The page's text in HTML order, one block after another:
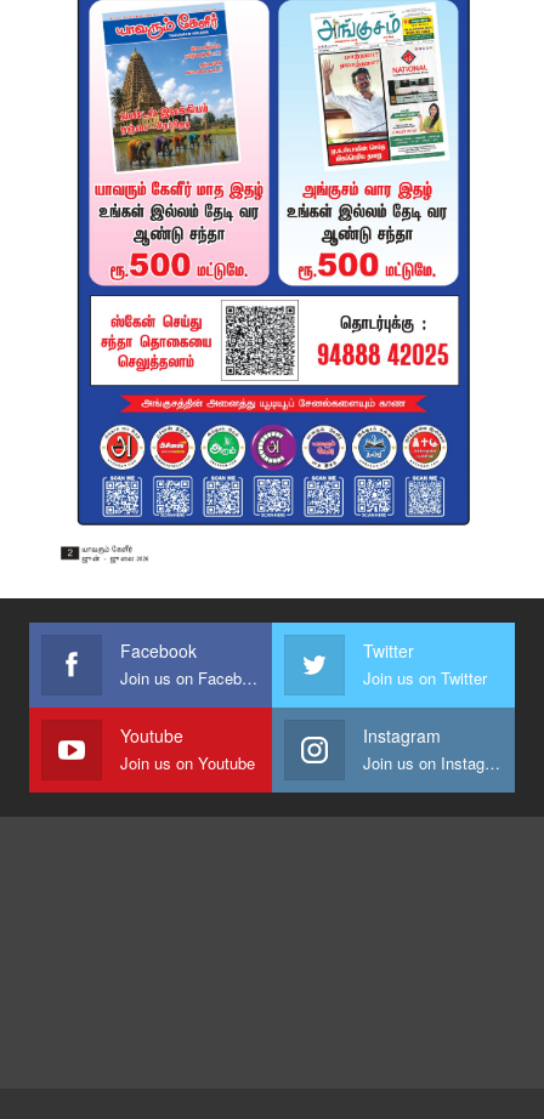
Facebook
Join us on Facebook
Twitter
Join us on Twitter
Youtube
Join us on Youtube
Instagram
Join us on Instagram